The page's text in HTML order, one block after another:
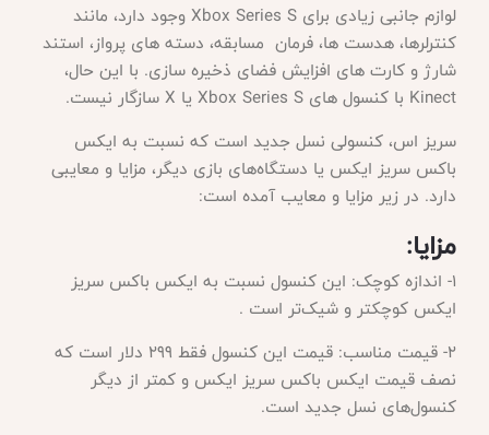
لوازم جانبی زیادی برای
Xbox Series S وجود دارد، مانند
کنترلرها، هدست ها، فرمان مسابقه، دسته های پرواز، استند
شارژ و کارت های افزایش فضای ذخیره سازی. با این حال،
Kinect با کنسول های Xbox Series S یا X سازگار نیست.
سریز اس، کنسولی نسل جدید است که نسبت به ایکس
باکس سریز ایکس یا دستگاه‌های بازی دیگر، مزایا و معایبی
دارد. در زیر مزایا و معایب آمده است:
مزایا:
1- اندازه کوچک: این کنسول نسبت به ایکس باکس سریز
ایکس کوچکتر و شیک‌تر است .
2- قیمت مناسب: قیمت این کنسول فقط 299 دلار است که
نصف قیمت ایکس باکس سریز ایکس و کمتر از دیگر
کنسول‌های نسل جدید است.